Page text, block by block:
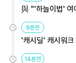
與 "'하늘이법' 여
9분전
'캐시딜' 캐시워
14분전